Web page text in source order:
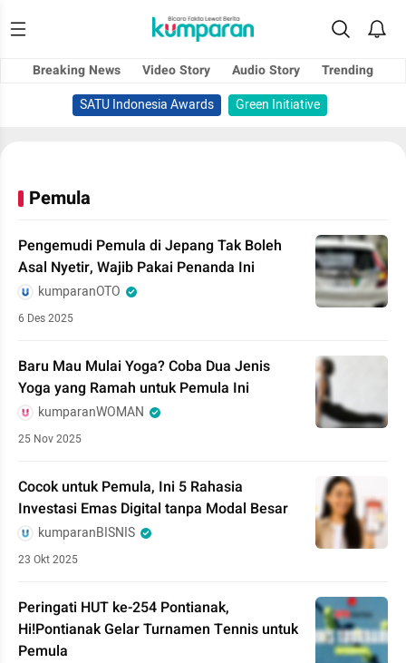
Breaking News Video Story Audio Story
Trending
SATU Indonesia Awards
Green Initiative
Pemula
Pengemudi Pemula di Jepang Tak Boleh
Asal Nyetir, Wajib Pakai Penanda Ini
kumparanOTO
6 Des 2025
Baru Mau Mulai Yoga? Coba Dua Jenis
Yoga yang Ramah untuk Pemula Ini
kumparanWOMAN
25 Nov 2025
Cocok untuk Pemula, Ini 5 Rahasia
Investasi Emas Digital tanpa Modal Besar
kumparanBISNIS
23 Okt 2025
Peringati HUT ke-254 Pontianak,
Hi!Pontianak Gelar Turnamen Tennis untuk
Pemula